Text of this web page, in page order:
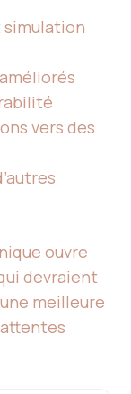
simulation
vers des
ouvre
devraient
meilleure